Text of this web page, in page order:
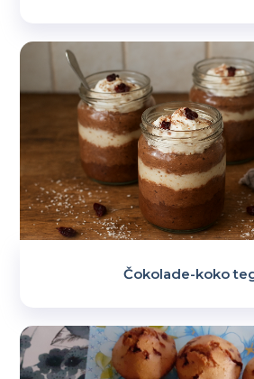
Čokolade-koko